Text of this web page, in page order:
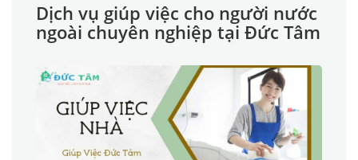
Dịch vụ giúp việc cho người nước
ngoài chuyên nghiệp tại Đức Tâm